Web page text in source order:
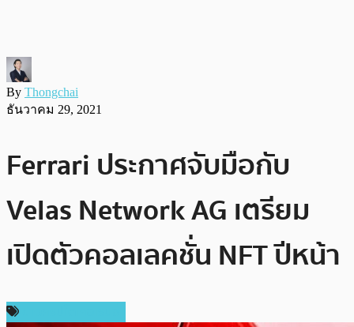
By Thongchai
ธันวาคม 29, 2021
Ferrari ประกาศจับมือกับ
Velas Network AG เตรียม
เปิดตัวคอลเลคชั่น NFT ปีหน้า